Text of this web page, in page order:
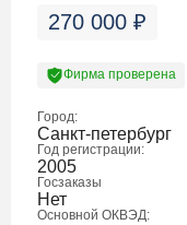
270 000 ₽
Фирма проверена
Город:
Санкт-петербург
Год регистрации:
2005
Госзаказы
Нет
Основной ОКВЭД: